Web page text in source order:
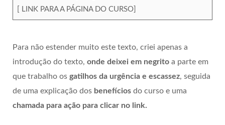
[ LINK PARA A PÁGINA DO CURSO]
Para não estender muito este texto, criei apenas a
introdução do texto, onde deixei em negrito a parte em
que trabalho os gatilhos da urgência e escassez, seguida
de uma explicação dos benefícios do curso e uma
chamada para ação para clicar no link.